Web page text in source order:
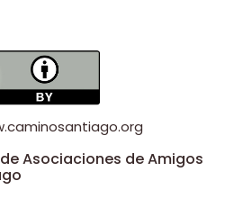
Asociaciones de Amigos